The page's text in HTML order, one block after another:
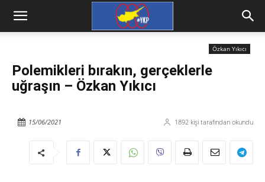
Özkan Yıkıcı
Polemikleri bırakın, gerçeklerle
uğraşın – Özkan Yıkıcı
1892 kişi tarafından okundu
15/06/2021